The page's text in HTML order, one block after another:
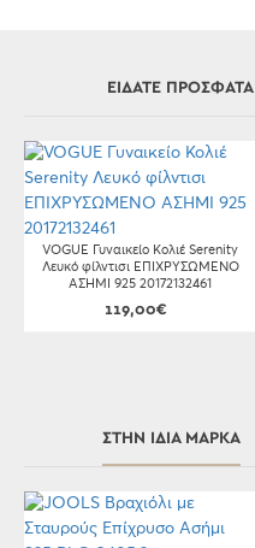
ΕΊΔΑΤΕ ΠΡΌΣΦΑΤΑ
VOGUE Γυναικείο Κολιέ Serenity
Λευκό φίλντισι ΕΠΙΧΡΥΣΩΜΕΝΟ
ΑΣΗΜΙ 925 20172132461
119,00€
ΣΤΗΝ ΊΔΙΑ ΜΆΡΚΑ